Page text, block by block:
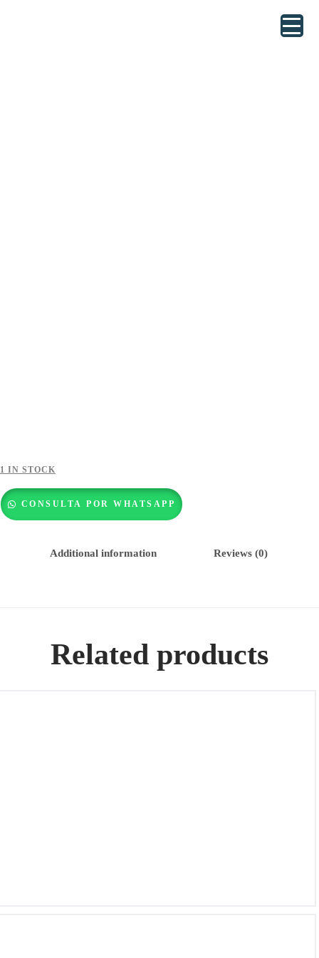
1 IN STOCK
CONSULTA POR WHATSAPP
Additional information Reviews (0)
Related products